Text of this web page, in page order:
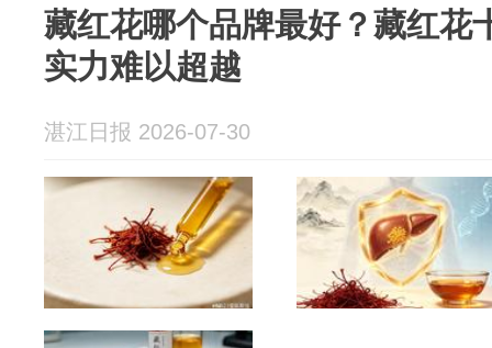
藏红花哪个品牌最好？藏红花
实力难以超越
湛江日报 2026-07-30